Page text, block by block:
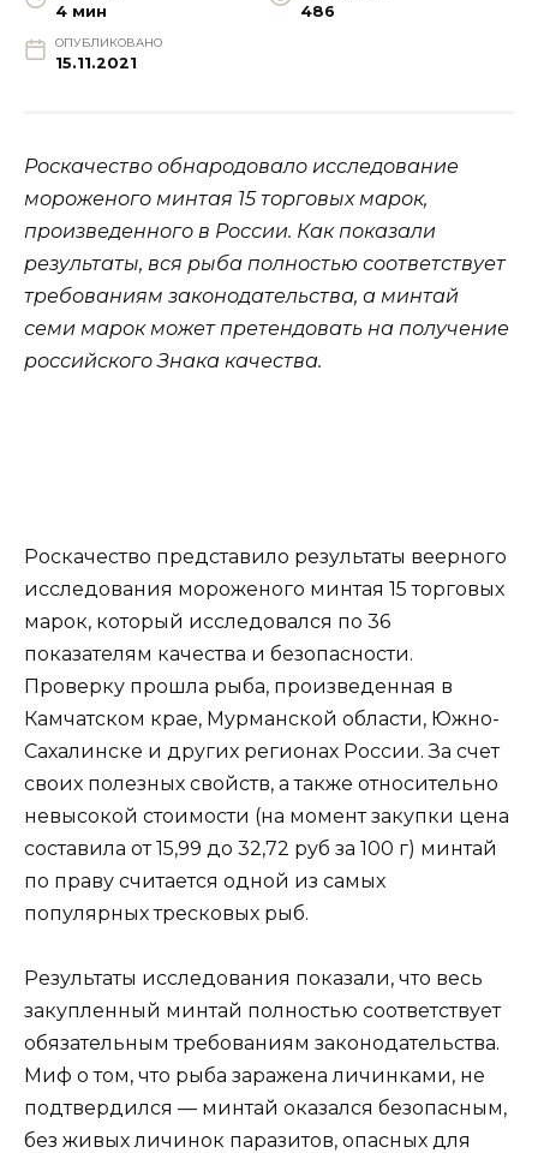
4 мин 486
ОПУБЛИКОВАНО
15.11.2021
Роскачество обнародовало исследование
мороженого минтая 15 торговых марок,
произведенного в России. Как показали
результаты, вся рыба полностью соответствует
требованиям законодательства, а минтай
семи марок может претендовать на получение
российского Знака качества.
Роскачество представило результаты веерного
исследования мороженого минтая 15 торговых
марок, который исследовался по 36
показателям качества и безопасности.
Проверку прошла рыба, произведенная в
Камчатском крае, Мурманской области, Южно-
Сахалинске и других регионах России. За счет
своих полезных свойств, а также относительно
невысокой стоимости (на момент закупки цена
составила от 15,99 до 32,72 руб за 100 г) минтай
по праву считается одной из самых
популярных тресковых рыб.
Результаты исследования показали, что весь
закупленный минтай полностью соответствует
обязательным требованиям законодательства.
Миф о том, что рыба заражена личинками, не
подтвердился — минтай оказался безопасным,
без живых личинок паразитов, опасных для